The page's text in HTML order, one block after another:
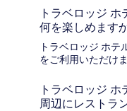
トラベロッジ
何を楽しめます
トラベロッジ ホテ
をご利用いただけま
トラベロッジ
周辺にレストラ